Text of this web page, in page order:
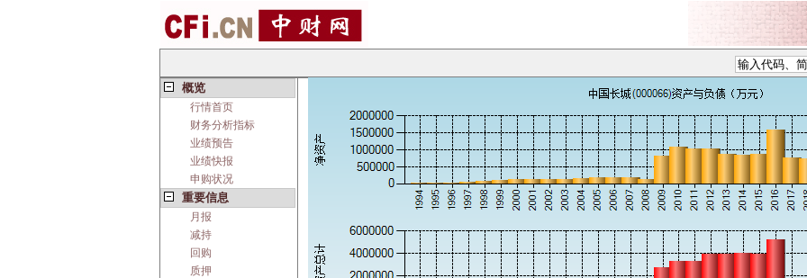
概览
行情首页
财务分析指标
业绩预告
业绩快报
申购状况
重要信息
月报
减持
回购
质押